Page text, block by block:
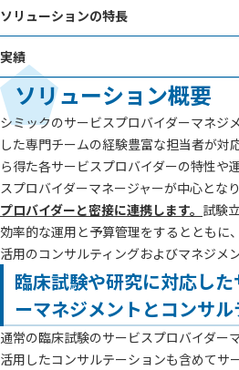
ソリューションの特長
実績
ソリューション概要
シミックのサービスプロバイダーマネジ
した専門チームの経験豊富な担当者が対
ら得た各サービスプロバイダーの特性や
スプロバイダーマネージャーが中心となり
プロバイダーと密接に連携します。 試験
効率的な運用と予算管理をするとともに
活用のコンサルティングおよびマネジメ
臨床試験や研究に対応し
ーマネジメントとコンサ
通常の臨床試験のサービスプロバイダー
活用したコンサルテーションも含めてサ